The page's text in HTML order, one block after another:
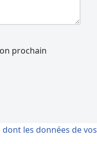
prochain
les données de vos